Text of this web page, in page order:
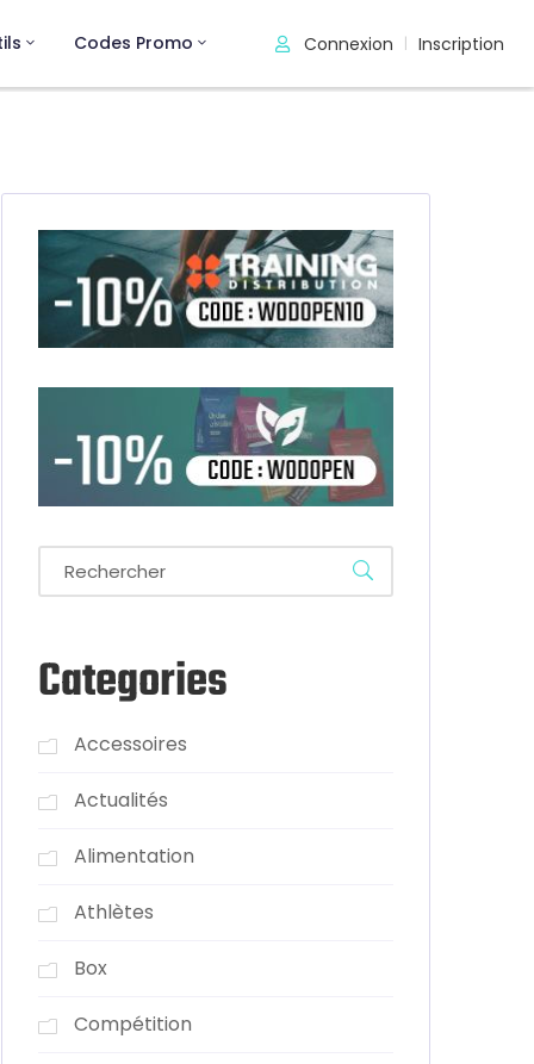
Codes Promo Connexion Inscription
Categories
Accessoires
Actualités
Alimentation
Athlètes
Box
Compétition